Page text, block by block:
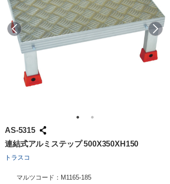
AS-5315
連結式アルミステップ 500X350XH150
トラスコ
マルツコード： M1165-185